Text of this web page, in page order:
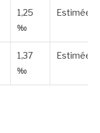
1,25
‰
Estimée
1,37
‰
Estimée